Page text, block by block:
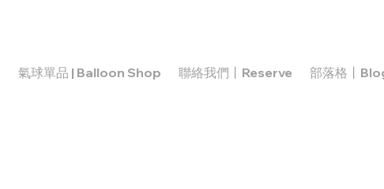
氣球單品 | Balloon Shop 聯絡我們丨Reserve 部落格丨